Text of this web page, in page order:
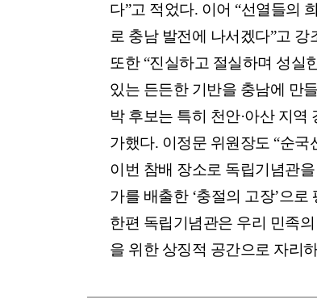
다”고 적었다. 이어 “선열들의
로 충남 발전에 나서겠다”고 강
또한 “진실하고 절실하며 성실
있는 든든한 기반을 충남에 만
박 후보는 특히 천안·아산 지
가했다. 이정문 위원장도 “순
이번 참배 장소로 독립기념관
가를 배출한 ‘충절의 고장’으
한편 독립기념관은 우리 민족
을 위한 상징적 공간으로 자리